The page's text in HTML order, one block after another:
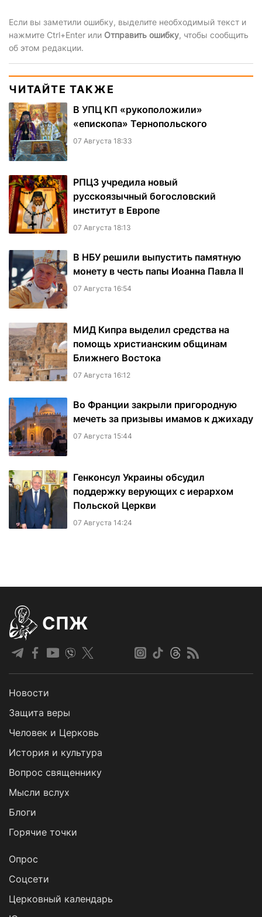
Если вы заметили ошибку, выделите необходимый текст и
нажмите Ctrl+Enter или Отправить ошибку, чтобы сообщить
об этом редакции.
ЧИТАЙТЕ ТАКЖЕ
В УПЦ КП «рукоположили»
«епископа» Тернопольского
07 Августа 18:33
РПЦЗ учредила новый
русскоязычный богословский
институт в Европе
07 Августа 18:13
В НБУ решили выпустить памятную
монету в честь папы Иоанна Павла II
07 Августа 16:54
МИД Кипра выделил средства на
помощь христианским общинам
Ближнего Востока
07 Августа 16:12
Во Франции закрыли пригородную
мечеть за призывы имамов к джихаду
07 Августа 15:44
Генконсул Украины обсудил
поддержку верующих с иерархом
Польской Церкви
07 Августа 14:24
СПЖ
Новости
Защита веры
Человек и Церковь
История и культура
Вопрос священнику
Мысли вслух
Блоги
Горячие точки
Опрос
Cоцсети
Церковный календарь